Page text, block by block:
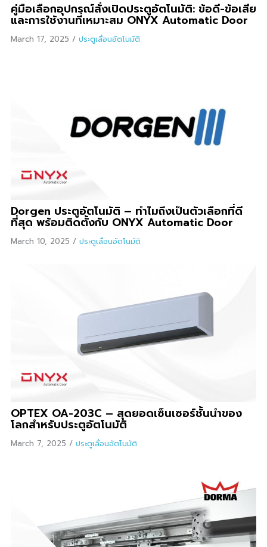
คู่มือเลือกอุปกรณ์สั่งเปิดประตูอัตโนมัติ: ข้อดี-ข้อเสีย
และการใช้งานที่เหมาะสม ONYX Automatic Door
March 17, 2025 / ประตูเลื่อนอัตโนมัติ
Dorgen ประตูอัตโนมัติ – ทำไมถึงเป็นตัวเลือกที่ดี
ที่สุด พร้อมติดตั้งกับ ONYX Automatic Door
March 10, 2025 / ประตูเลื่อนอัตโนมัติ
OPTEX OA-203C – สุดยอดเซ็นเซอร์ชั้นนำของ
โลกสำหรับประตูอัตโนมัติ
March 7, 2025 / ประตูเลื่อนอัตโนมัติ